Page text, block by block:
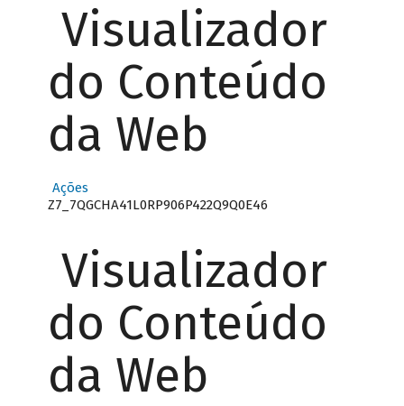
Visualizador
do Conteúdo
da Web
Ações
Z7_7QGCHA41L0RP906P422Q9Q0E46
Visualizador
do Conteúdo
da Web